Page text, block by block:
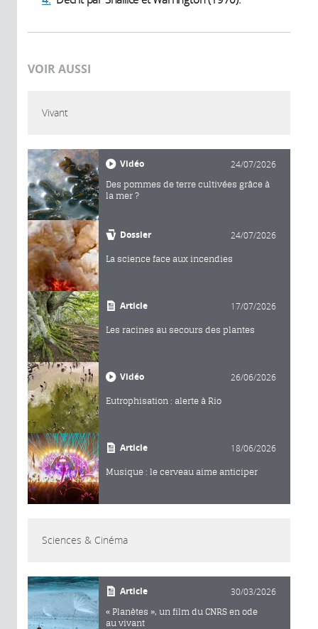
VOIR AUSSI
Vivant
Vidéo 24/07/2026
Des pommes de terre cultivées grâce à
la mer ?
Dossier 24/07/2026
La science face aux incendies
Article 17/07/2026
Les racines au secours des plantes
Vidéo 26/06/2026
Eutrophisation : alerte à Rio
Article 18/06/2026
Musique : le cerveau aime anticiper
Sciences & Cinéma
Article 30/03/2026
« Planètes », un film du CNRS en ode
au vivant